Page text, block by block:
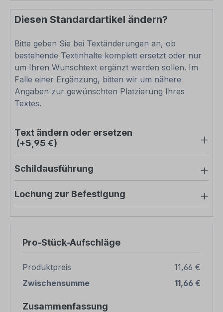
Diesen Standardartikel ändern?
Bitte geben Sie bei Textänderungen an, ob
bestehende Textinhalte komplett ersetzt oder nur
um Ihren Wunschtext ergänzt werden sollen. Im
Falle einer Ergänzung, bitten wir um nähere
Angaben zur gewünschten Platzierung Ihres
Textes.
Text ändern oder ersetzen
(+5,95 €)
Schildausführung
Lochung zur Befestigung
Pro-Stück-Aufschläge
Produktpreis
11,66 €
Zwischensumme
11,66 €
Zusammenfassung